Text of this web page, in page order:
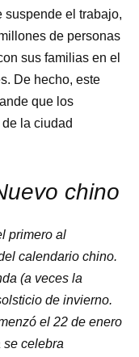
suspende el trabajo,
de personas
sus familias en el
De hecho, este
que los
la ciudad
chino
primero al
calendario chino.
(a veces la
de invierno.
el 22 de enero
se celebra